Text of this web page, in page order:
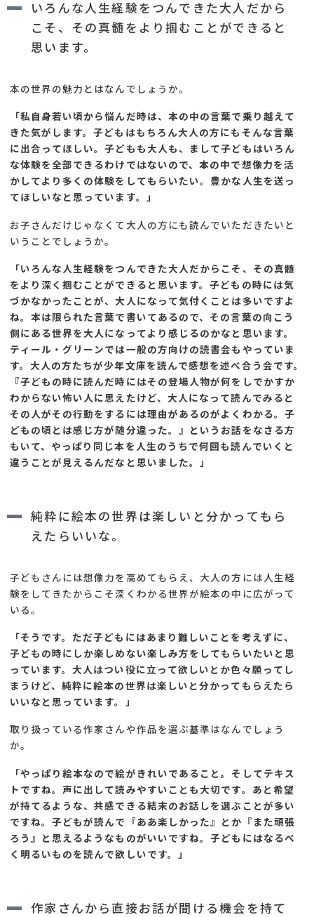
いろんな人生経験をつんできた大人だから
こそ、その真髄をより掴むことができると
思います。
本の世界の魅力とはなんでしょうか。
「私自身若い頃から悩んだ時は、本の中の言葉で乗り越えて
きた気がします。子どもはもちろん大人の方にもそんな言葉
に出合ってほしい。子どもも大人も、まして子どもはいろん
な体験を全部できるわけではないので、本の中で想像力を活
かしてより多くの体験をしてもらいたい。豊かな人生を送っ
てほしいなと思っています。」
お子さんだけじゃなくて大人の方にも読んでいただきたいと
いうことでしょうか。
「いろんな人生経験をつんできた大人だからこそ、その真髄
をより深く掴むことができると思います。子どもの時には気
づかなかったことが、大人になって気付くことは多いですよ
ね。本は限られた言葉で書いてあるので、その言葉の向こう
側にある世界を大人になってより感じるのかなと思います。
ティール・グリーンでは一般の方向けの読書会もやっていま
す。大人の方たちが少年文庫を読んで感想を述べ合う会です。
『子どもの時に読んだ時にはその登場人物が何をしでかすか
わからない怖い人に思えたけど、大人になって読んでみると
その人がその行動をするには理由があるのがよくわかる。子
どもの頃とは感じ方が随分違った。』というお話をなさる方
もいて、やっぱり同じ本を人生のうちで何回も読んでいくと
違うことが見えるんだなと思いました。」
純粋に絵本の世界は楽しいと分かってもら
えたらいいな。
子どもさんには想像力を高めてもらえ、大人の方には人生経
験をしてきたからこそ深くわかる世界が絵本の中に広がって
いる。
「そうです。ただ子どもにはあまり難しいことを考えずに、
子どもの時にしか楽しめない楽しみ方をしてもらいたいと思
っています。大人はつい役に立って欲しいとか色々願ってし
まうけど、純粋に絵本の世界は楽しいと分かってもらえたら
いいなと思っています。 」
取り扱っている作家さんや作品を選ぶ基準はなんでしょう
か。
「やっぱり絵本なので絵がきれいであること。そしてテキス
トですね。声に出して読みやすいことも大切です。あと希望
が持てるような、共感できる結末のお話しを選ぶことが多い
ですね。子どもが読んで『ああ楽しかった』とか『また頑張
ろう』と思えるようなものがいいですね。子どもにはなるべ
く明るいものを読んで欲しいです。
」
作家さんから直接お話が聞ける機会を持て